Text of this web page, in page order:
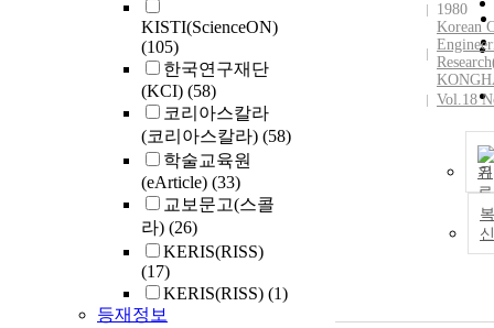
KISTI(ScienceON)
(105)
한국연구재단
(KCI) (58)
코리아스칼라
(코리아스칼라) (58)
학술교육원
(eArticle) (33)
교보문고(스콜
라) (26)
KERIS(RISS)
(17)
KERIS(RISS) (1)
등재정보
1980
Korean
Vol.18
기